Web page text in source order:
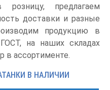
предлагаем
доставки и разные
продукцию в
на наших складах
в ассортименте.
В НАЛИЧИИ